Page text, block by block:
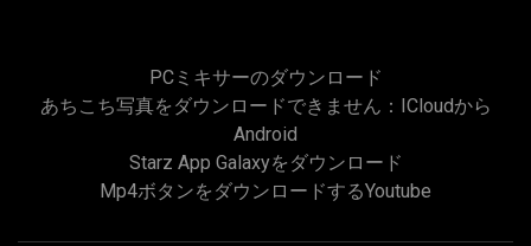
PCミキサーのダウンロード
あちこち写真をダウンロードできません：iCloudから
Android
Starz App Galaxyをダウンロード
Mp4ボタンをダウンロードするyoutube